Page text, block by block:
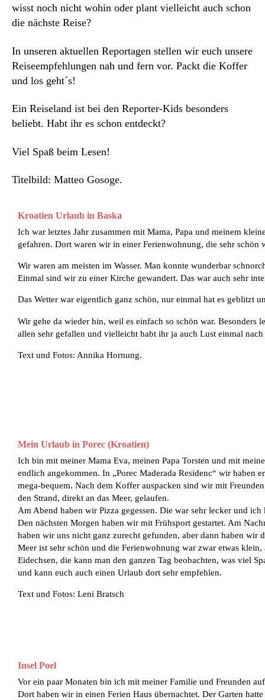
wisst noch nicht wohin oder plant vielleicht auch schon
die nächste Reise?
In unseren aktuellen Reportagen stellen wir euch unsere
Reiseempfehlungen nah und fern vor. Packt die Koffer
und los geht´s!
Ein Reiseland ist bei den Reporter-Kids besonders
beliebt. Habt ihr es schon entdeckt?
Viel Spaß beim Lesen!
Titelbild: Matteo Gosoge.
Kroatien Urlaub in Baska
Ich war letztes Jahr zusammen mit Mama, Papa und meinem
gefahren. Dort waren wir in einer Ferienwohnung, die sehr schön
Wir waren am meisten im Wasser. Man konnte wunderbar
Einmal sind wir zu einer Kirche gewandert. Das war auch sehr
Das Wetter war eigentlich ganz schön, nur einmal hat es geblitzt
Wir gehe da wieder hin, weil es einfach so schön war.
allen sehr gefallen und vielleicht habt ihr ja auch Lust einmal
Text und Fotos: Annika Hornung.
Mein Urlaub in Porec (Kroatien)
Ich bin mit meiner Mama Eva, meinen Papa Torsten und mit
endlich angekommen. In „Porec Maderada Residenc“ wir haben
mega-bequem. Nach dem Koffer auspacken sind wir mit
den Strand, direkt an das Meer, gelaufen.
Am Abend haben wir Pizza gegessen. Die war sehr lecker und
Den nächsten Morgen haben wir mit Frühsport gestartet. Am
haben wir uns nicht ganz zurecht gefunden, aber dann haben wir
Meer ist sehr schön und die Ferienwohnung war zwar etwas
Eidechsen, die kann man den ganzen Tag beobachten, was viel
und kann euch auch einen Urlaub dort sehr empfehlen.
Text und Fotos: Leni Bratsch
Insel Poel
Vor ein paar Monaten bin ich mit meiner Familie und Freunden
Dort haben wir in einen Ferien Haus übernachtet. Der Garten